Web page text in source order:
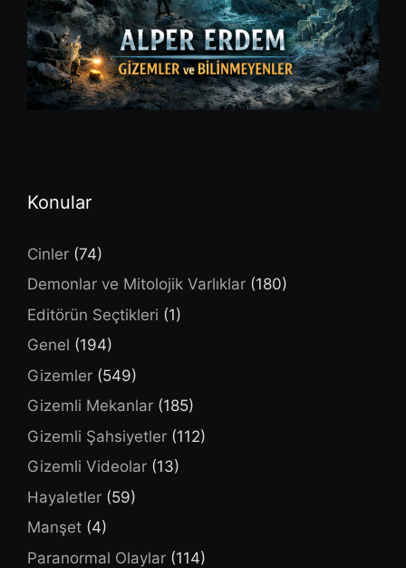
Konular
Cinler (74)
Demonlar ve Mitolojik Varlıklar (180)
Editörün Seçtikleri (1)
Genel (194)
Gizemler (549)
Gizemli Mekanlar (185)
Gizemli Şahsiyetler (112)
Gizemli Videolar (13)
Hayaletler (59)
Manşet (4)
Paranormal Olaylar (114)